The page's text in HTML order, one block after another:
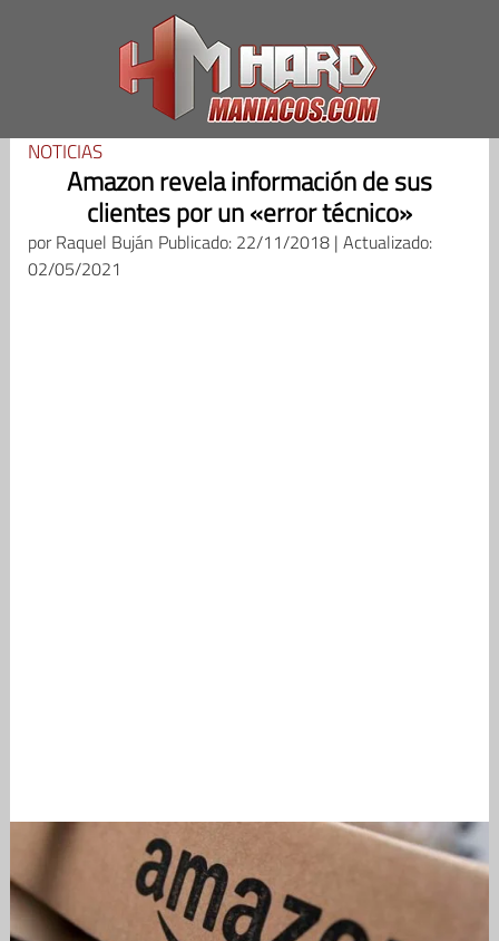
NOTICIAS
Amazon revela información de sus
clientes por un «error técnico»
porRaquel Buján Publicado: 22/11/2018 | Actualizado:
02/05/2021